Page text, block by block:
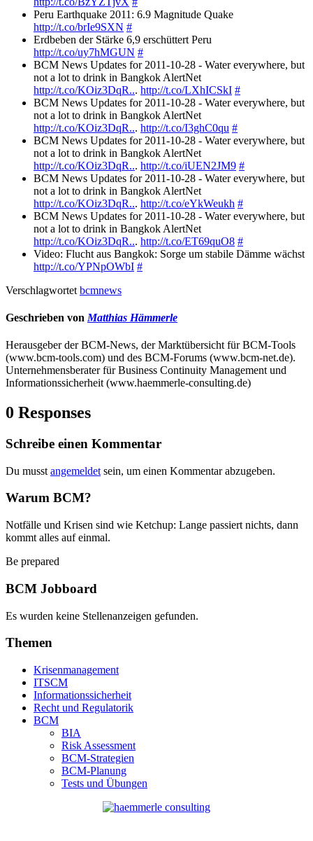
Peru Earthquake 2011: 6.9 Magnitude Quake
http://t.co/brIe9SXN #
Erdbeben der Stärke 6,9 erschüttert Peru
http://t.co/uy7hMGUN #
BCM News Updates for 2011-10-28 - Water everywhere, but
not a lot to drink in Bangkok AlertNet
http://t.co/KOiz3DqR... http://t.co/LXhICSkI #
BCM News Updates for 2011-10-28 - Water everywhere, but
not a lot to drink in Bangkok AlertNet
http://t.co/KOiz3DqR... http://t.co/I3ghC0qu #
BCM News Updates for 2011-10-28 - Water everywhere, but
not a lot to drink in Bangkok AlertNet
http://t.co/KOiz3DqR... http://t.co/iUEN2JM9 #
BCM News Updates for 2011-10-28 - Water everywhere, but
not a lot to drink in Bangkok AlertNet
http://t.co/KOiz3DqR... http://t.co/eYkWeukh #
BCM News Updates for 2011-10-28 - Water everywhere, but
not a lot to drink in Bangkok AlertNet
http://t.co/KOiz3DqR... http://t.co/ET69quO8 #
Video: Flucht aus Bangkok: Sorge um stabile Dämme wächst
http://t.co/YPNpOWbI #
Verschlagwortet bcmnews
Geschrieben von Matthias Hämmerle
Herausgeber der BCM-News, der Marktübersicht für BCM-Tools
(www.bcm-tools.com) und des BCM-Forums (www.bcm-net.de).
Unternehmensberater für Business Continuity Management und
Informationssicherheit (www.haemmerle-consulting.de)
0 Responses
Schreibe einen Kommentar
Du musst angemeldet sein, um einen Kommentar abzugeben.
Warum BCM?
Notfälle und Krisen sind wie Ketchup: Lange passiert nichts, dann
kommt alles auf einmal.
Be prepared
BCM Jobboard
Es wurden keine Stellenanzeigen gefunden.
Themen
Krisenmanagement
ITSCM
Informationssicherheit
Recht und Regulatorik
BCM
BIA
Risk Assessment
BCM-Strategien
BCM-Planung
Tests und Übungen